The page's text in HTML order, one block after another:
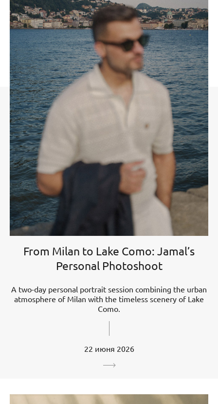
From Milan to Lake Como: Jamal’s
Personal Photoshoot
A two-day personal portrait session combining the urban
atmosphere of Milan with the timeless scenery of Lake
Como.
22 июня 2026